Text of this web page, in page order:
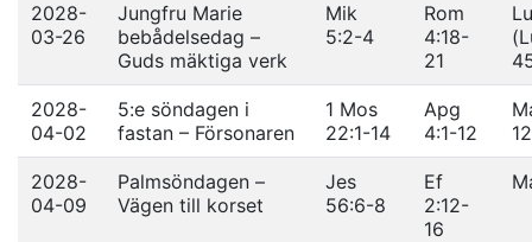
2028-
03-26
Jungfru Marie
bebådelsedag –
Guds mäktiga verk
Mik
5:2-4
Rom
4:18-
21
2028-
04-02
5:e söndagen i
fastan – Försonaren
1 Mos
22:1-14
Apg
4:1-12
12
2028-
04-09
Palmsöndagen –
Vägen till korset
Jes
56:6-8
Ef
2:12-
16